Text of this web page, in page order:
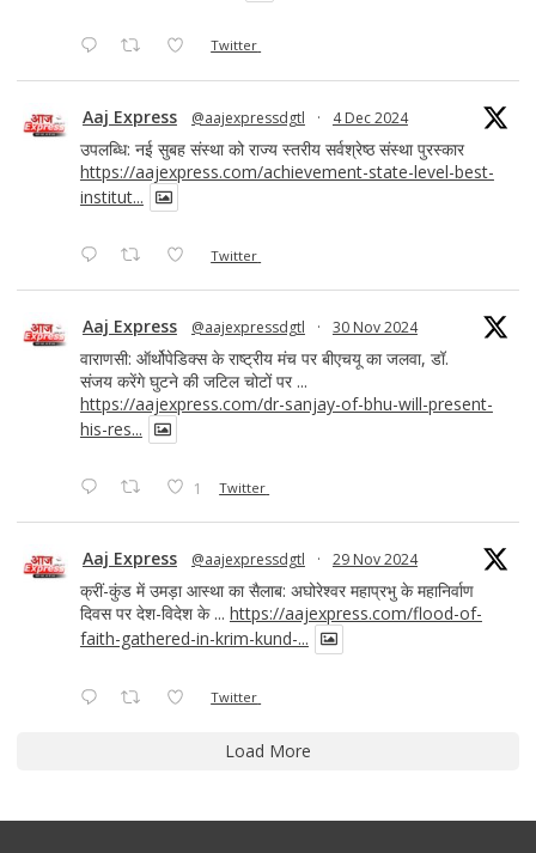
Twitter
Aaj Express @aajexpressdgtl · 4 Dec 2024
उपलब्धि: नई सुबह संस्था को राज्य स्तरीय सर्वश्रेष्ठ संस्था पुरस्कार
https://aajexpress.com/achievement-state-level-best-
institut...
Twitter
Aaj Express @aajexpressdgtl · 30 Nov 2024
वाराणसी: ऑर्थोपेडिक्स के राष्ट्रीय मंच पर बीएचयू का जलवा, डॉ.
संजय करेंगे घुटने की जटिल चोटों पर ...
https://aajexpress.com/dr-sanjay-of-bhu-will-present-
his-res...
1 Twitter
Aaj Express @aajexpressdgtl · 29 Nov 2024
क्रीं-कुंड में उमड़ा आस्था का सैलाब: अघोरेश्वर महाप्रभु के महानिर्वाण
दिवस पर देश-विदेश के ... https://aajexpress.com/flood-of-
faith-gathered-in-krim-kund-...
Twitter
Load More